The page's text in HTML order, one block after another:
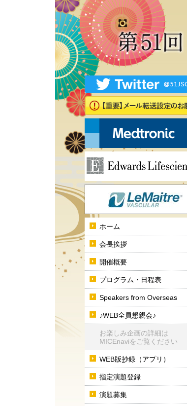
ホーム
会長挨拶
開催概要
プログラム・日程表
Speakers from Overseas
♪WEB全員懇親会♪
お楽しみ企画の詳細は
MICEnaviをご覧ください
WEB版抄録（アプリ）
指定演題登録
演題募集